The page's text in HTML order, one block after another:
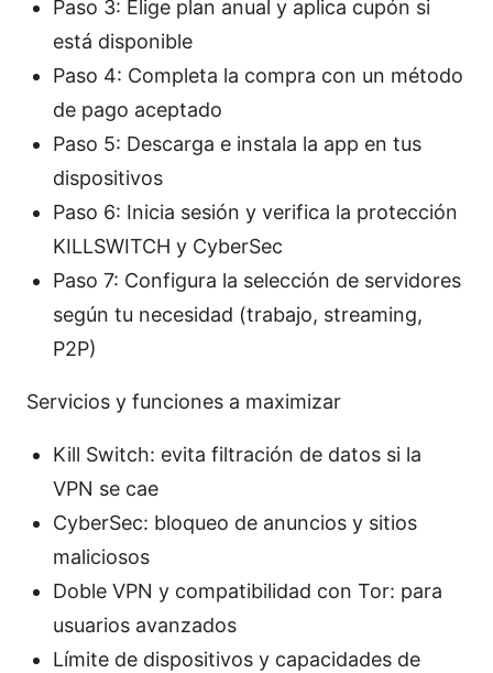
Paso 3: Elige plan anual y aplica cupón si
está disponible
Paso 4: Completa la compra con un método
de pago aceptado
Paso 5: Descarga e instala la app en tus
dispositivos
Paso 6: Inicia sesión y verifica la protección
KILLSWITCH y CyberSec
Paso 7: Configura la selección de servidores
según tu necesidad (trabajo, streaming,
P2P)
Servicios y funciones a maximizar
Kill Switch: evita filtración de datos si la
VPN se cae
CyberSec: bloqueo de anuncios y sitios
maliciosos
Doble VPN y compatibilidad con Tor: para
usuarios avanzados
Límite de dispositivos y capacidades de